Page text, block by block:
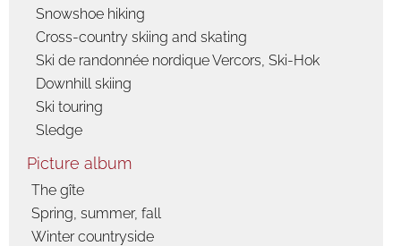
Snowshoe hiking
Cross-country skiing and skating
Ski de randonnée nordique Vercors, Ski-Hok
Downhill skiing
Ski touring
Sledge
Picture album
The gîte
Spring, summer, fall
Winter countryside